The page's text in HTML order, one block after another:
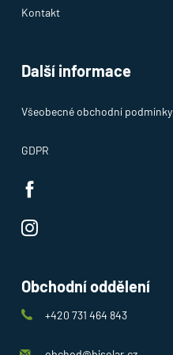
Kontakt
Další informace
Všeobecné obchodní podmínky
GDPR
Obchodní oddělení
+420 731 464 843